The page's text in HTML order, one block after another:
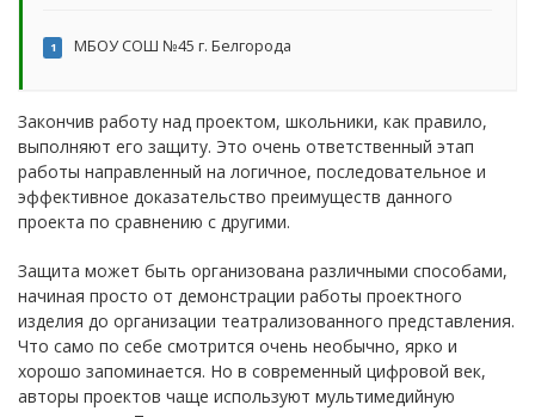
1 МБОУ СОШ №45 г. Белгорода
Закончив работу над проектом, школьники, как правило,
выполняют его защиту. Это очень ответственный этап
работы направленный на логичное, последовательное и
эффективное доказательство преимуществ данного
проекта по сравнению с другими.
Защита может быть организована различными способами,
начиная просто от демонстрации работы проектного
изделия до организации театрализованного представления.
Что само по себе смотрится очень необычно, ярко и
хорошо запоминается. Но в современный цифровой век,
авторы проектов чаще используют мультимедийную